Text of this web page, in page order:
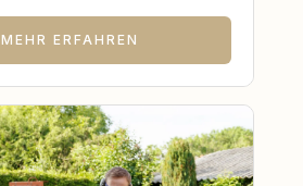
MEHR ERFAHREN